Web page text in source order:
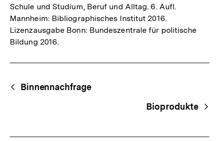
Schule und Studium, Beruf und Alltag. 6. Aufl.
Mannheim: Bibliographisches Institut 2016.
Lizenzausgabe Bonn: Bundeszentrale für politische
Bildung 2016.
Begriffsnavigation
Content-
Navigation
Binnennachfrage
Bioprodukte